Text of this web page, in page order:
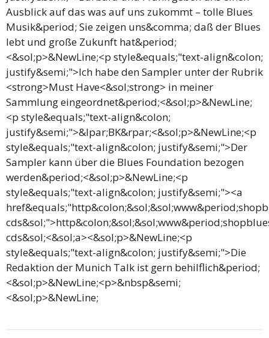
Ausblick auf das was auf uns zukommt – tolle Blues
Musik&period; Sie zeigen uns&comma; daß der Blues
lebt und große Zukunft hat&period;
<&sol;p>&NewLine;<p style&equals;"text-align&colon;
justify&semi;">Ich habe den Sampler unter der Rubrik
<strong>Must Have<&sol;strong> in meiner
Sammlung eingeordnet&period;<&sol;p>&NewLine;
<p style&equals;"text-align&colon;
justify&semi;">&lpar;BK&rpar;<&sol;p>&NewLine;<p
style&equals;"text-align&colon; justify&semi;">Der
Sampler kann über die Blues Foundation bezogen
werden&period;<&sol;p>&NewLine;<p
style&equals;"text-align&colon; justify&semi;"><a
cds&sol;<&sol;a><&sol;p>&NewLine;<p
style&equals;"text-align&colon; justify&semi;">Die
Redaktion der Munich Talk ist gern behilflich&period;
<&sol;p>&NewLine;<p>&nbsp&semi;
<&sol;p>&NewLine;